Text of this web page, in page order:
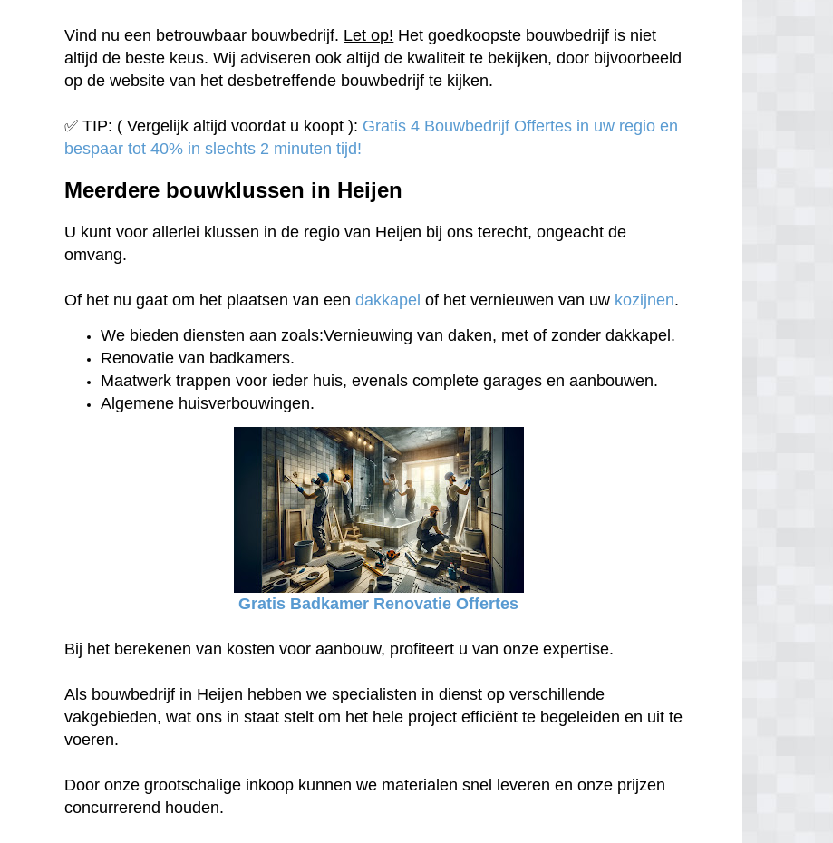
Vind nu een betrouwbaar bouwbedrijf. Let op! Het goedkoopste bouwbedrijf is niet
altijd de beste keus. Wij adviseren ook altijd de kwaliteit te bekijken, door bijvoorbeeld
op de website van het desbetreffende bouwbedrijf te kijken.
✅ TIP: ( Vergelijk altijd voordat u koopt ): Gratis 4 Bouwbedrijf Offertes in uw regio en
bespaar tot 40% in slechts 2 minuten tijd!
Meerdere bouwklussen in Heijen
U kunt voor allerlei klussen in de regio van Heijen bij ons terecht, ongeacht de
omvang.
Of het nu gaat om het plaatsen van eendakkapel of het vernieuwen van uw kozijnen.
We bieden diensten aan zoals:Vernieuwing van daken, met of zonder dakkapel.
Renovatie van badkamers.
Maatwerk trappen voor ieder huis, evenals complete garages en aanbouwen.
Algemene huisverbouwingen.
Gratis Badkamer Renovatie Offertes
Bij het berekenen van kosten voor aanbouw, profiteert u van onze expertise.
Als bouwbedrijf in Heijen hebben we specialisten in dienst op verschillende
vakgebieden, wat ons in staat stelt om het hele project efficiënt te begeleiden en uit te
voeren.
Door onze grootschalige inkoop kunnen we materialen snel leveren en onze prijzen
concurrerend houden.